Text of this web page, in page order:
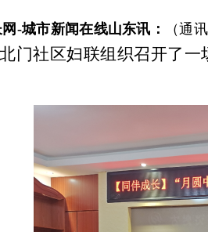
城市新闻在线山东讯： （通
门社区妇联组织召开了